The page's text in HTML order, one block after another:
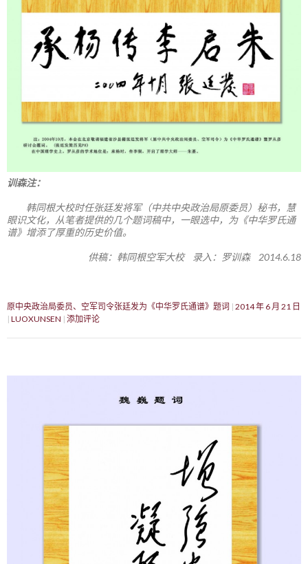
训森注：
韩同根大校时任张廷发将军（中共中央政治局原委员）秘书，慧
眼识文化，从笔者提供的几个题词稿中，一眼选中，为《中华罗氏通
谱》增添了厚重的历史价值。
供稿：韩同根空军大校 录入：罗训森 2014.6.18
原中央政治局委员、空军司令张廷发为《中华罗氏通谱》题词 2014 年 6 月 21 日
LUOXUNSEN 添加评论